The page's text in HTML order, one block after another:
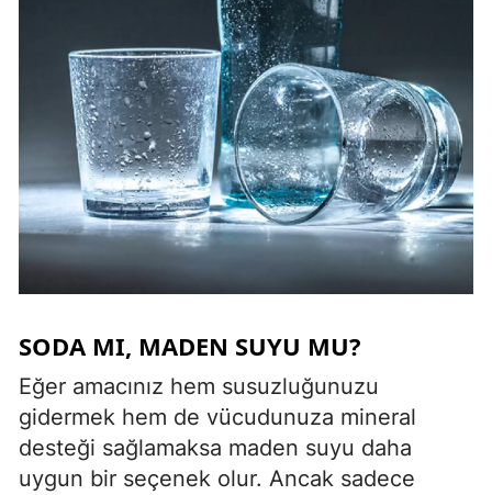
SODA MI, MADEN SUYU MU?
Eğer amacınız hem susuzluğunuzu
gidermek hem de vücudunuza mineral
desteği sağlamaksa maden suyu daha
uygun bir seçenek olur. Ancak sadece